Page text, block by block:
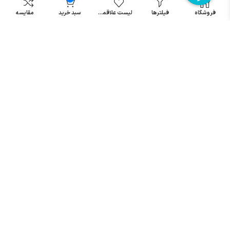
مینیاتوری
خرید میکرو
فروشگاه فیلترها لیست علاقمندی سبد خرید مقایسه